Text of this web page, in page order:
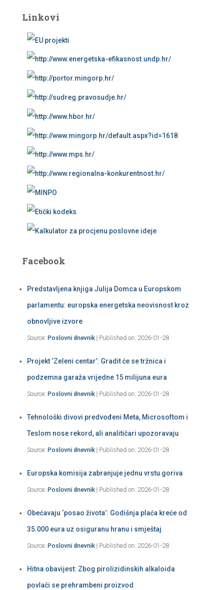
Linkovi
Facebook
Predstavljena knjiga Julija Domca u Europskom
parlamentu: europska energetska neovisnost kroz
obnovljive izvore
Source: Poslovni dnevnik Published on: 2026-01-28
Projekt ‘Zeleni centar’: Gradit će se tržnica i
podzemna garaža vrijedne 15 milijuna eura
Source: Poslovni dnevnik Published on: 2026-01-28
Tehnološki divovi predvođeni Meta, Microsoftom i
Teslom nose rekord, ali analitičari upozoravaju
Source: Poslovni dnevnik Published on: 2026-01-28
Europska komisija zabranjuje jednu vrstu goriva
Source: Poslovni dnevnik Published on: 2026-01-28
Obećavaju ‘posao života’: Godišnja plaća kreće od
35.000 eura uz osiguranu hranu i smještaj
Source: Poslovni dnevnik Published on: 2026-01-28
Hitna obavijest: Zbog pirolizidinskih alkaloida
povlači se prehrambeni proizvod